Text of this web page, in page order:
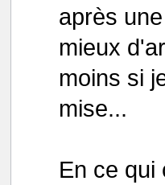
après
mieux
moins si
mise...
En ce qui